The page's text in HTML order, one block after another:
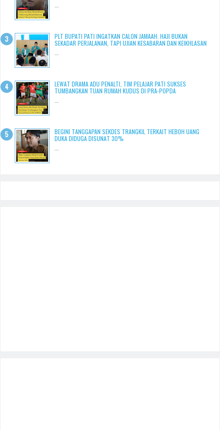
PLT BUPATI PATI INGATKAN CALON JAMAAH: HAJI BUKAN
SEKADAR PERJALANAN, TAPI UJIAN KESABARAN DAN KEIKHLASAN
LEWAT DRAMA ADU PENALTI, TIM PELAJAR PATI SUKSES
TUMBANGKAN TUAN RUMAH KUDUS DI PRA-POPDA
BEGINI TANGGAPAN SEKDES TRANGKIL TERKAIT HEBOH UANG
DUKA DIDUGA DISUNAT 30%